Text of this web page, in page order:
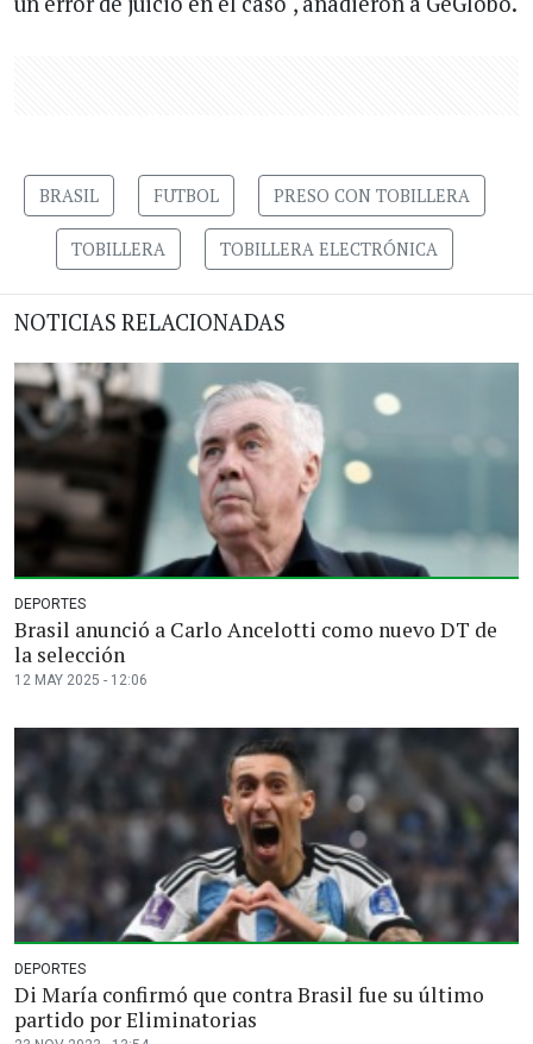
BRASIL FUTBOL PRESO CON TOBILLERA
TOBILLERA TOBILLERA ELECTRÓNICA
NOTICIAS RELACIONADAS
DEPORTES
Brasil anunció a Carlo Ancelotti como nuevo DT de
la selección
12 MAY 2025 - 12:06
DEPORTES
Di María confirmó que contra Brasil fue su último
partido por Eliminatorias